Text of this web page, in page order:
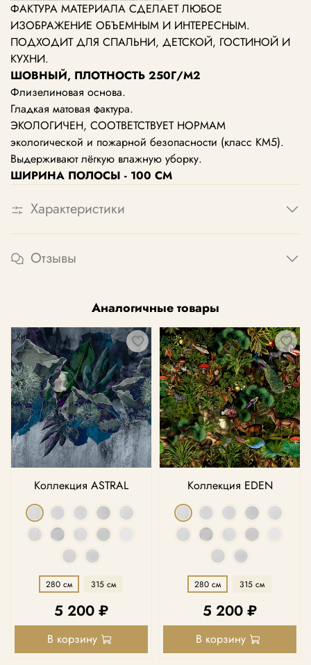
ФАКТУРА МАТЕРИАЛА СДЕЛАЕТ ЛЮБОЕ
ИЗОБРАЖЕНИЕ ОБЪЕМНЫМ И ИНТЕРЕСНЫМ.
ПОДХОДИТ ДЛЯ СПАЛЬНИ, ДЕТСКОЙ, ГОСТИНОЙ И
КУХНИ.
ШОВНЫЙ, ПЛОТНОСТЬ 250Г/М2
Флизелиновая основа.
Гладкая матовая фактура.
ЭКОЛОГИЧЕН, СООТВЕТСТВУЕТ НОРМАМ
экологической и пожарной безопасности (класс КМ5).
Выдерживают лёгкую влажную уборку.
ШИРИНА ПОЛОСЫ - 100 СМ
Характеристики
Отзывы
Аналогичные товары
Хит!
Коллекция ASTRAL
280 см 315 см
5 200 ₽
В корзину
Хит!
Коллекция EDEN
280 см 315 см
5 200 ₽
В корзину